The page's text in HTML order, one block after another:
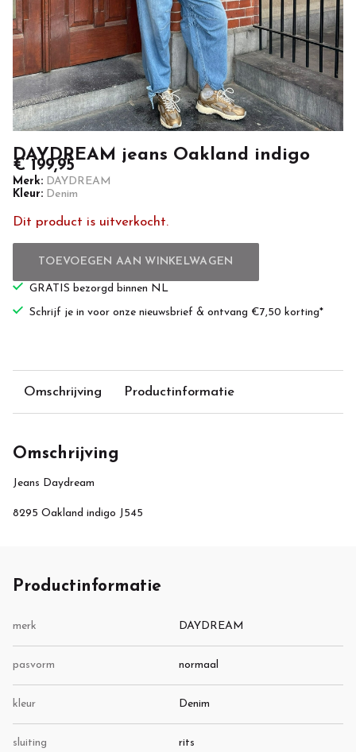
DAYDREAM jeans Oakland indigo
€ 199,95
Merk: DAYDREAM
Kleur: Denim
Dit product is uitverkocht.
TOEVOEGEN AAN WINKELWAGEN
GRATIS bezorgd binnen NL
Schrijf je in voor onze nieuwsbrief & ontvang €7,50 korting*
Omschrijving Productinformatie
Omschrijving
Jeans Daydream
8295 Oakland indigo J545
Productinformatie
merk DAYDREAM
pasvorm normaal
kleur Denim
sluiting rits